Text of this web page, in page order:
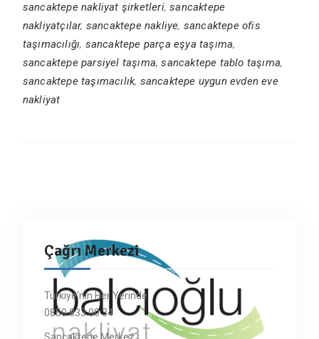
sancaktepe nakliyat şirketleri,sancaktepe
nakliyatçılar, sancaktepe nakliye, sancaktepe ofis
taşımacılığı, sancaktepe parça eşya taşıma,
sancaktepe parsiyel taşıma,sancaktepe tablo taşıma,
sancaktepe taşımacılık, sancaktepe uygun evden eve
nakliyat
Çağrı Merkezi
Türkiye'nin Her Yerinde
0850 833 00 34